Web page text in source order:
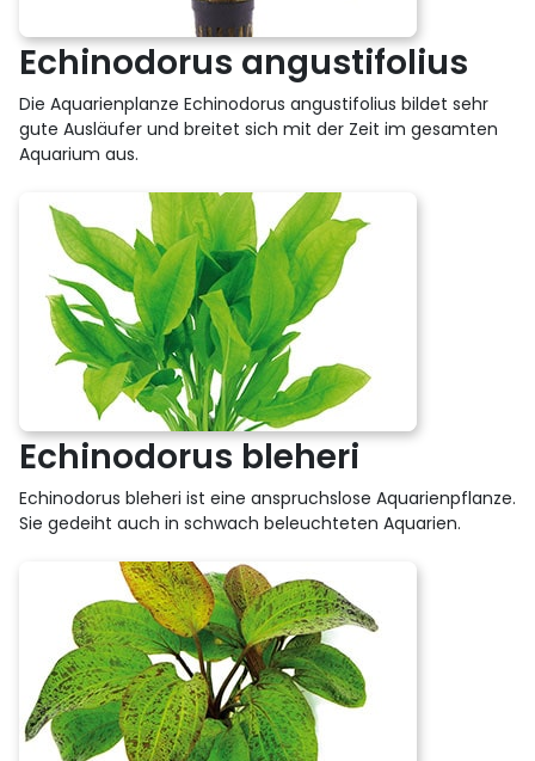
Echinodorus angustifolius
Die Aquarienplanze Echinodorus angustifolius bildet sehr
gute Ausläufer und breitet sich mit der Zeit im gesamten
Aquarium aus.
Echinodorus bleheri
Echinodorus bleheri ist eine anspruchslose Aquarienpflanze.
Sie gedeiht auch in schwach beleuchteten Aquarien.